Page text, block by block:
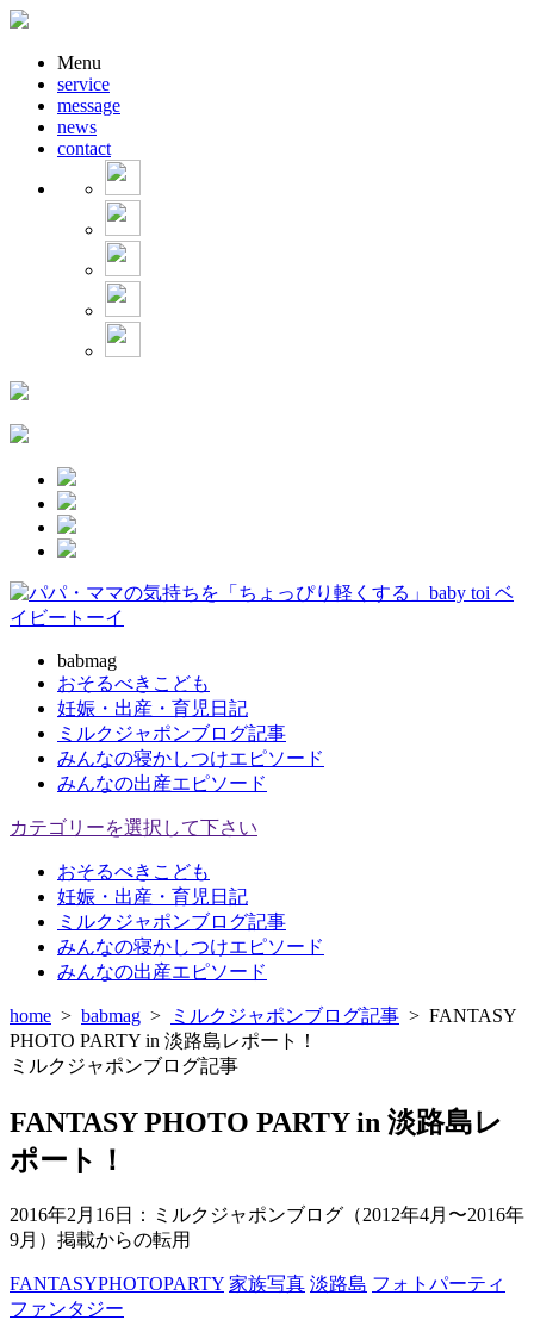
Menu
service
message
news
contact
babmag
おそるべきこども
妊娠・出産・育児日記
ミルクジャポンブログ記事
みんなの寝かしつけエピソード
みんなの出産エピソード
カテゴリーを選択して下さい
おそるべきこども
妊娠・出産・育児日記
ミルクジャポンブログ記事
みんなの寝かしつけエピソード
みんなの出産エピソード
home > babmag > ミルクジャポンブログ記事 > FANTASY
PHOTO PARTY in 淡路島レポート！
ミルクジャポンブログ記事
FANTASY PHOTO PARTY in 淡路島レ
ポート！
2016年2月16日
：ミルクジャポンブログ（2012年4月〜2016年
9月）掲載からの転用
FANTASYPHOTOPARTY 家族写真 淡路島 フォトパーティ
ファンタジー